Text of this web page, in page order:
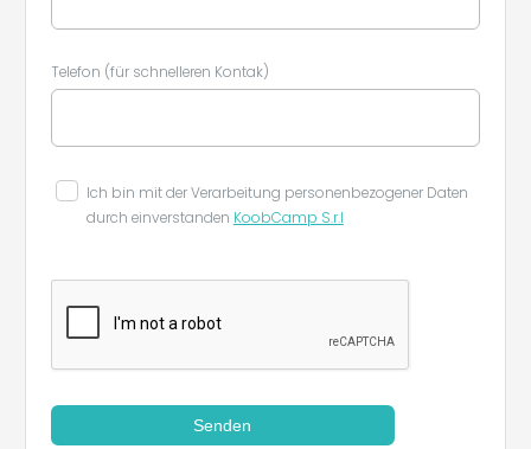
Telefon (für schnelleren Kontak)
Ich bin mit der Verarbeitung personenbezogener Daten
durch einverstanden KoobCamp S.r.l
Senden